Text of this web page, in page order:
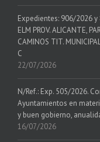
Expedientes: 906/2026 y
ELM PROV. ALICANTE,
CAMINOS TIT.
C
22/07/2026
N/Ref.: Exp. 505/2026.
Ayuntamientos en
y buen gobierno,
16/07/2026